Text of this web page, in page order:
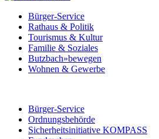
Bürger-Service
Rathaus & Politik
Tourismus & Kultur
Familie & Soziales
Butzbach»bewegen
Wohnen & Gewerbe
Bürger-Service
Ordnungsbehörde
Sicherheitsinitiative KOMPASS